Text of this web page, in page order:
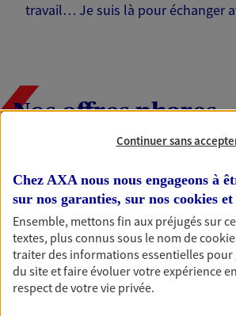
travail… Je suis là pour échanger
Nos offres phares
Épargne
Réalisez vos projets grâce à votre
immobilier, études des enfants ou
du monde… Épargnez à votre
simplement, selon votre profil.
Continuer sans
Chez AXA nous nous engageons à
sur nos garanties, sur nos cookies
Ensemble, mettons fin aux préjugés sur
textes, plus connus sous le nom de
traiter des informations essentielles
du site et faire évoluer votre expérience
respect de votre vie privée.